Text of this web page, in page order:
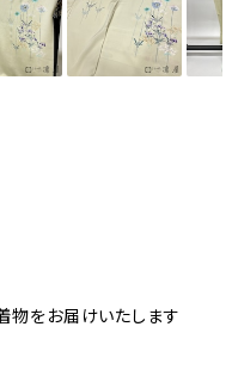
物をお届けいたします